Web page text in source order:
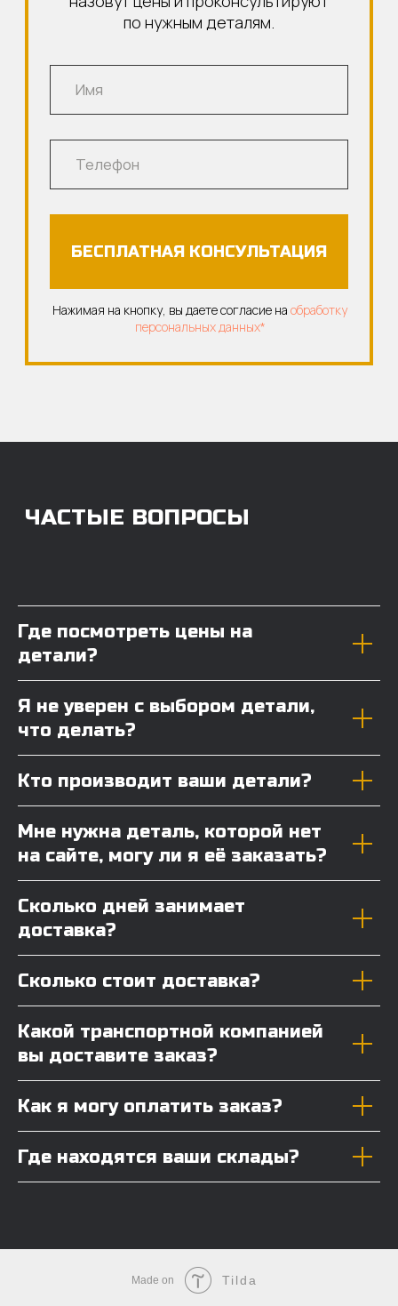
Где посмотреть цены на
детали?
Я не уверен с выбором детали,
что делать?
Кто производит ваши детали?
Мне нужна деталь, которой нет
на сайте, могу ли я её заказать?
Сколько дней занимает
доставка?
Сколько стоит доставка?
Какой транспортной компанией
вы доставите заказ?
Как я могу оплатить заказ?
Где находятся ваши склады?
Made on Tilda